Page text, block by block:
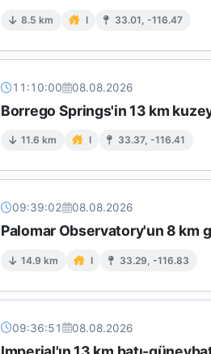
8.5 km I 33.01, -116.47
11:10:00 08.08.2026
Borrego Springs'in 13 km
11.6 km I 33.37, -116.41
09:39:02 08.08.2026
Palomar Observatory'un 8 km
14.9 km I 33.29, -116.83
09:36:51 08.08.2026